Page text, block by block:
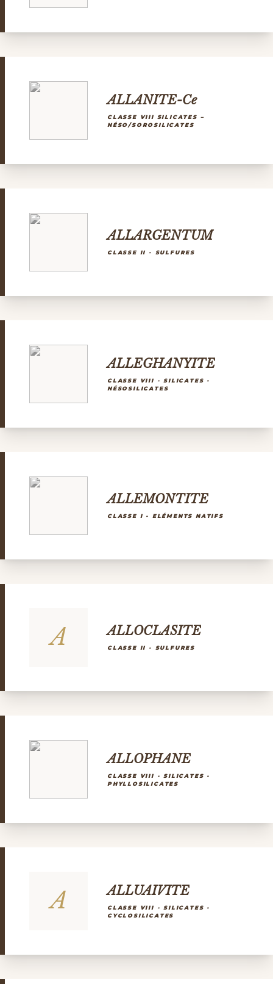
ALLANITE-Ce
CLASSE VIII SILICATES –
NÉSO/SOROSILICATES
ALLARGENTUM
CLASSE II - SULFURES
ALLEGHANYITE
CLASSE VIII - SILICATES -
NÉSOSILICATES
ALLEMONTITE
CLASSE I - ELÉMENTS NATIFS
A ALLOCLASITE
CLASSE II - SULFURES
ALLOPHANE
CLASSE VIII - SILICATES -
PHYLLOSILICATES
A ALLUAIVITE
CLASSE VIII - SILICATES -
CYCLOSILICATES